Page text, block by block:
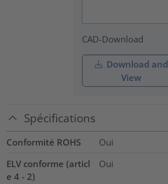
CAD-Download
Download and
View
Spécifications
Conformité ROHS
Oui
ELV conforme (articl
e 4 - 2)
Oui